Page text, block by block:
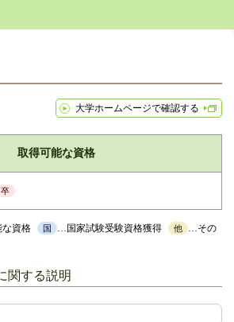
大学ホームページで確認する
取得可能な資格
卒
な資格 国 …国家試験受験資格獲得 他
…その
関する説明